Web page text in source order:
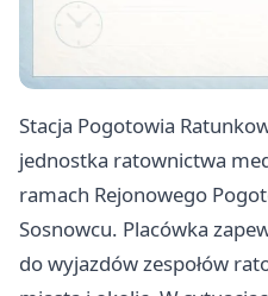
Stacja Pogotowia
jednostka ratownictwa
ramach Rejonowego
Sosnowcu. Placówka
do wyjazdów zespołów